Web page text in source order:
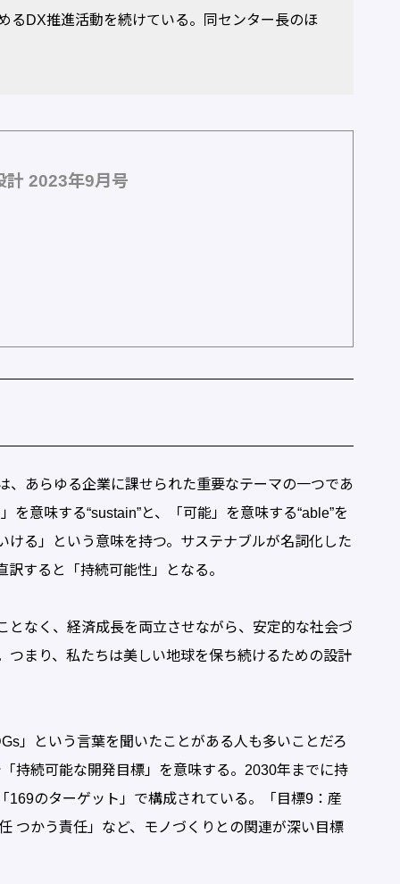
るDX推進活動を続けている。同センター長のほ
計 2023年9月号
あらゆる企業に課せられた重要なテーマの一つであ
意味する“sustain”と、「可能」を意味する“able”を
る」という意味を持つ。サステナブルが名詞化した
すると「持続可能性」となる。
なく、経済成長を両立させながら、安定的な社会づ
まり、私たちは美しい地球を保ち続けるための設計
」という言葉を聞いたことがある人も多いことだろ
持続可能な開発目標」を意味する。2030年までに持
のターゲット」で構成されている。「目標9：産
つかう責任」など、モノづくりとの関連が深い目標